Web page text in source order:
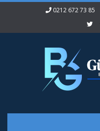
0212 672 73 85